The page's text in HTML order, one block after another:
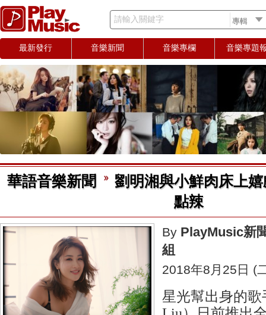
請輸入關鍵字
最新發行 音樂新聞 音樂專欄 音樂專題
華語音樂新聞
劉明湘與小鮮肉床上
點辣
By PlayMusic新
組
2018年8月25日 (
星光幫出身的歌